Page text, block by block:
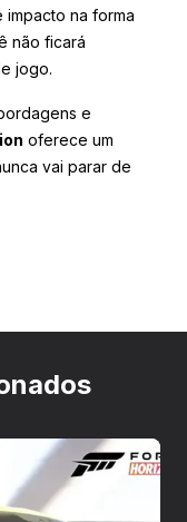
impacto na forma
não ficará
jogo.
e
oferece um
vai parar de